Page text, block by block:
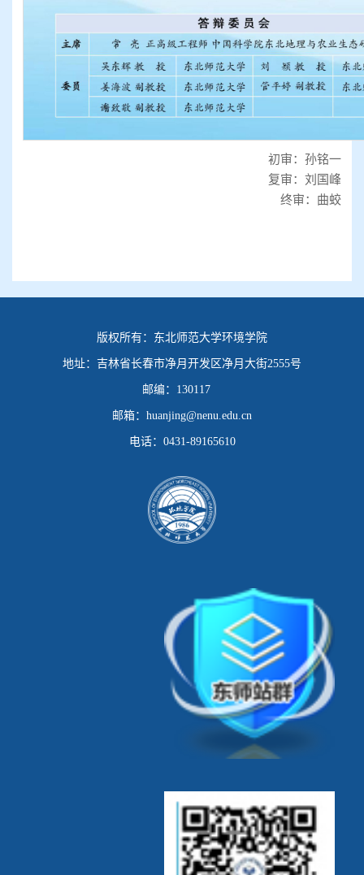
第 2 页
初审：孙铭一
复审：刘国峰
终审：曲蛟
版权所有： 东北师范大学环境学院
地址： 吉林省长春市净月开发区净月大街2555号
邮编： 130117
邮箱： huanjing@nenu.edu.cn
电话： 0431-89165610